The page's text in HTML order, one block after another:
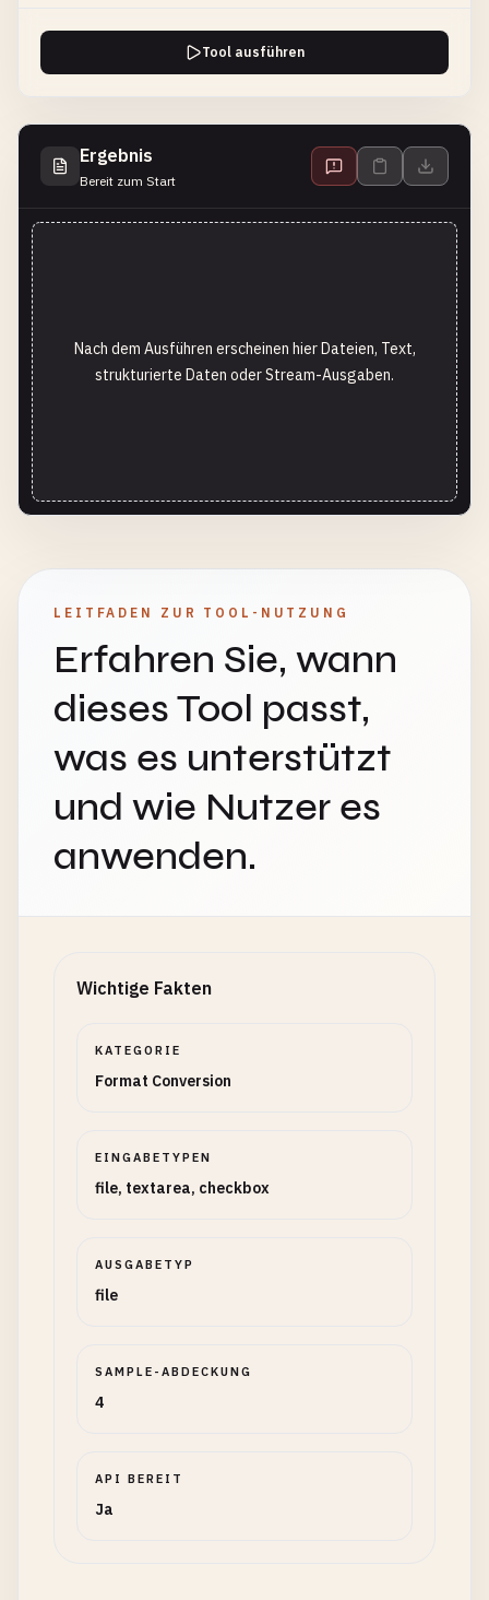
Tool ausführen
Ergebnis
Bereit zum Start
Nach dem Ausführen erscheinen hier Dateien, Text,
strukturierte Daten oder Stream-Ausgaben.
LEITFADEN ZUR TOOL-NUTZUNG
Erfahren Sie, wann
dieses Tool passt,
was es unterstützt
und wie Nutzer es
anwenden.
Wichtige Fakten
KATEGORIE
Format Conversion
EINGABETYPEN
file, textarea, checkbox
AUSGABETYP
file
SAMPLE-ABDECKUNG
4
API BEREIT
Ja